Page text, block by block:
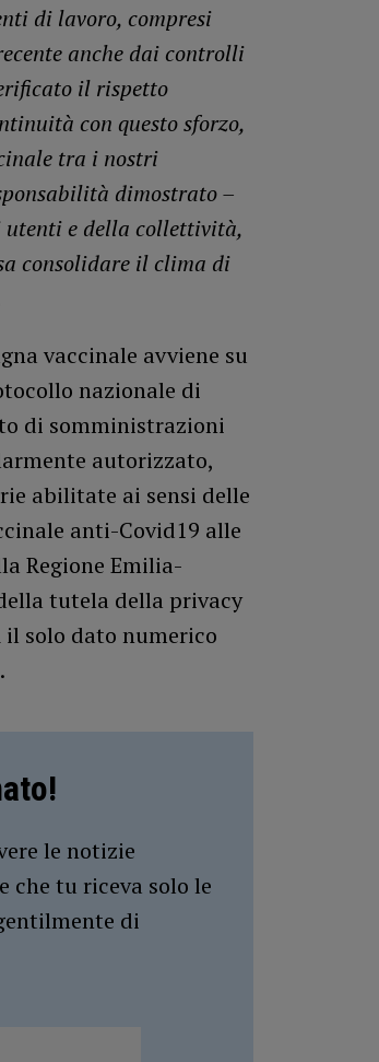
di lavoro, compresi
anche dai controlli
il rispetto
con questo sforzo,
tra i nostri
dimostrato –
utenti e della collettività,
consolidare il clima di
vaccinale avviene su
nazionale di
di somministrazioni
autorizzato,
abilitate ai sensi delle
anti-Covid19 alle
Regione Emilia-
tutela della privacy
solo dato numerico
le notizie
che tu riceva solo le
di